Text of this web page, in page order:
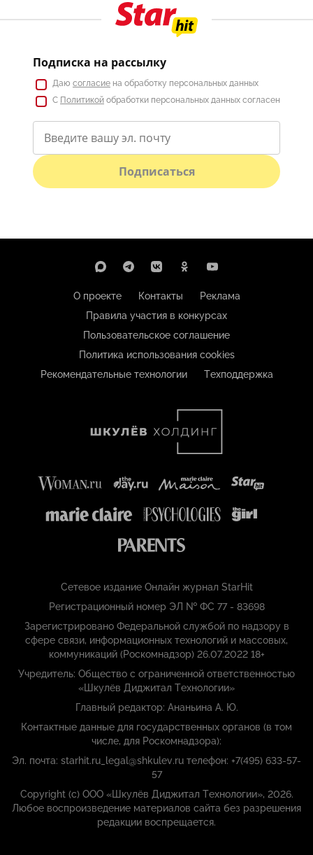
Подписка на рассылку
Даю согласие на обработку персональных данных
С Политикой обработки персональных данных согласен
Подписаться
О проекте Контакты
Реклама
Правила участия в конкурсах
Пользовательское соглашение
Политика использования cookies
Рекомендательные технологии
Техподдержка
Сетевое издание Онлайн журнал StarHit
Регистрационный номер ЭЛ № ФС 77 - 83698
Зарегистрировано Федеральной службой по надзору в
сфере связи, информационных технологий и массовых,
коммуникаций (Роскомнадзор) 26.07.2022 18+
Учредитель: Общество с ограниченной ответственностью
«Шкулёв Диджитал Технологии»
Главный редактор: Ананьина А. Ю.
Контактные данные для государственных органов (в том
числе, для Роскомнадзора):
Эл. почта: starhit.ru_legal@shkulev.ru телефон: +7(495) 633-57-
57
Copyright (с) ООО «Шкулёв Диджитал Технологии», 2026.
Любое воспроизведение материалов сайта без разрешения
редакции воспрещается.